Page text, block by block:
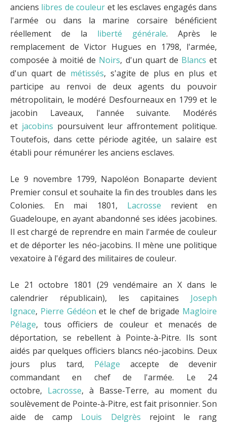
anciens libres de couleur et les esclaves engagés dans
l'armée ou dans la marine corsaire bénéficient
réellement de la liberté générale. Après le
remplacement de Victor Hugues en 1798, l'armée,
composée à moitié de Noirs, d'un quart de Blancs et
d'un quart de métissés, s'agite de plus en plus et
participe au renvoi de deux agents du pouvoir
métropolitain, le modéré Desfourneaux en 1799 et le
jacobin Laveaux, l'année suivante. Modérés
et jacobins poursuivent leur affrontement politique.
Toutefois, dans cette période agitée, un salaire est
établi pour rémunérer les anciens esclaves.
Le 9 novembre 1799, Napoléon Bonaparte devient
Premier consul et souhaite la fin des troubles dans les
Colonies. En mai 1801, Lacrosse revient en
Guadeloupe, en ayant abandonné ses idées jacobines.
Il est chargé de reprendre en main l'armée de couleur
et de déporter les néo-jacobins. Il mène une politique
vexatoire à l'égard des militaires de couleur.
Le 21 octobre 1801 (29 vendémaire an X dans le
calendrier républicain), les capitaines Joseph
Ignace, Pierre Gédéon et le chef de brigade Magloire
Pélage, tous officiers de couleur et menacés de
déportation, se rebellent à Pointe-à-Pitre. Ils sont
aidés par quelques officiers blancs néo-jacobins. Deux
jours plus tard, Pélage accepte de devenir
commandant en chef de l'armée. Le 24
octobre, Lacrosse, à Basse-Terre, au moment du
soulèvement de Pointe-à-Pitre, est fait prisonnier. Son
aide de camp Louis Delgrès rejoint le rang